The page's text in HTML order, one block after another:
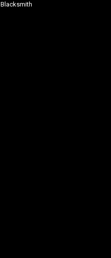
Blacksmith